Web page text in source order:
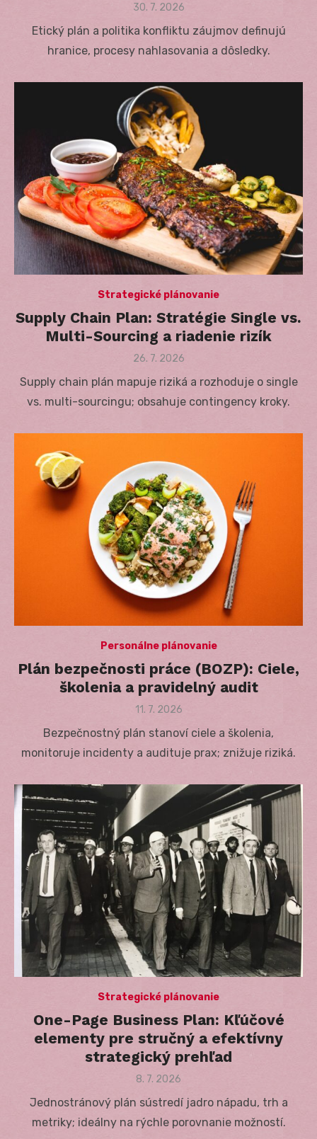
Posted
30. 7. 2026
Etický plán a politika konfliktu záujmov definujú
hranice, procesy nahlasovania a dôsledky.
Strategické plánovanie
Supply Chain Plan: Stratégie Single vs.
Multi-Sourcing a riadenie rizík
Posted
26. 7. 2026
Supply chain plán mapuje riziká a rozhoduje o single
vs. multi-sourcingu; obsahuje contingency kroky.
Personálne plánovanie
Plán bezpečnosti práce (BOZP): Ciele,
školenia a pravidelný audit
Posted
11. 7. 2026
Bezpečnostný plán stanoví ciele a školenia,
monitoruje incidenty a audituje prax; znižuje riziká.
Strategické plánovanie
One-Page Business Plan: Kľúčové
elementy pre stručný a efektívny
strategický prehľad
Posted
8. 7. 2026
Jednostránový plán sústredí jadro nápadu, trh a
metriky; ideálny na rýchle porovnanie možností.